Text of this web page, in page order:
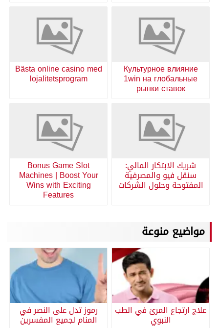
Культурное влияние
1win на глобальные
рынки ставок
Bästa online casino med
lojalitetsprogram
شريك الابتكار المالي:
سنقل فيو والمصرفية
المفتوحة وحلول الشركات
Bonus Game Slot
Machines | Boost Your
Wins with Exciting
Features
مواضيع منوعة
علاج ارتجاع المرئ في الطب
النبوي
رموز تدل على النصر في
المنام لجميع المفسرين